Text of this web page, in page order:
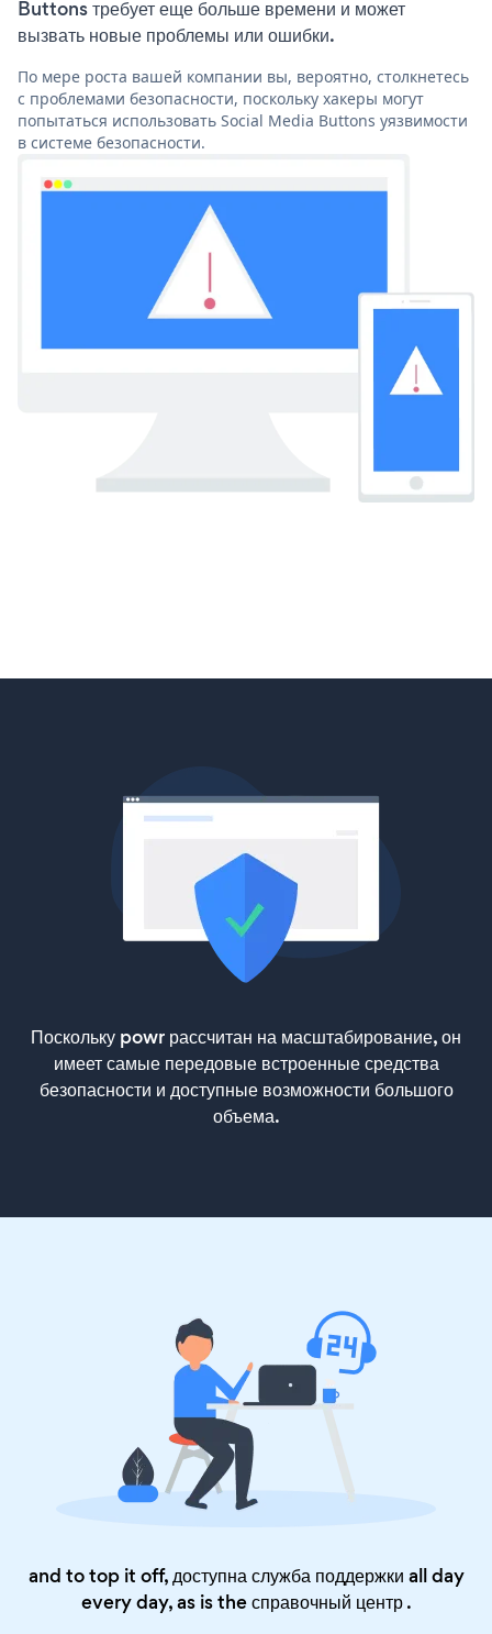
Buttons требует еще больше времени и может
вызвать новые проблемы или ошибки.
По мере роста вашей компании вы, вероятно, столкнетесь
с проблемами безопасности, поскольку хакеры могут
попытаться использовать Social Media Buttons уязвимости
в системе безопасности.
Поскольку powr рассчитан на масштабирование, он
имеет самые передовые встроенные средства
безопасности и доступные возможности большого
объема.
and to top it off, доступна служба поддержки all day
every day, as is theсправочный центр.